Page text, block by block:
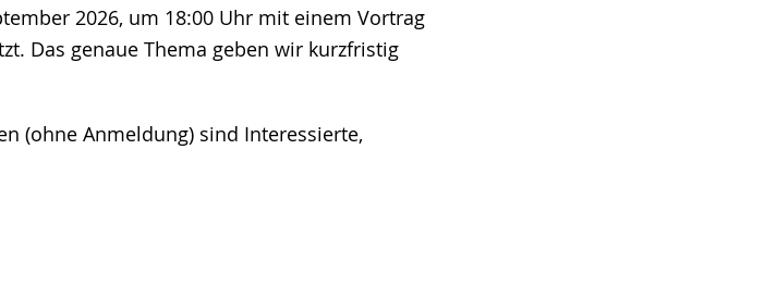
2026, um 18:00 Uhr mit einem Vortrag
Das genaue Thema geben wir kurzfristig
(ohne Anmeldung) sind Interessierte,